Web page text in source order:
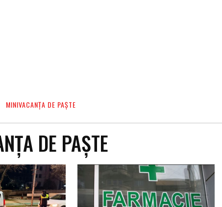
MINIVACANȚA DE PAȘTE
DE PAȘTE